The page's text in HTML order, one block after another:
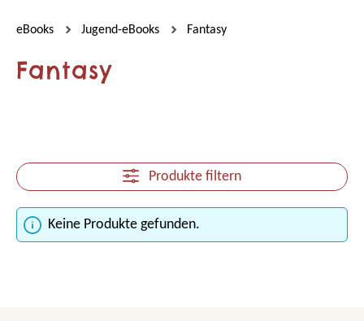
eBooks Jugend-eBooks Fantasy
Fantasy
Produkte filtern
Keine Produkte gefunden.